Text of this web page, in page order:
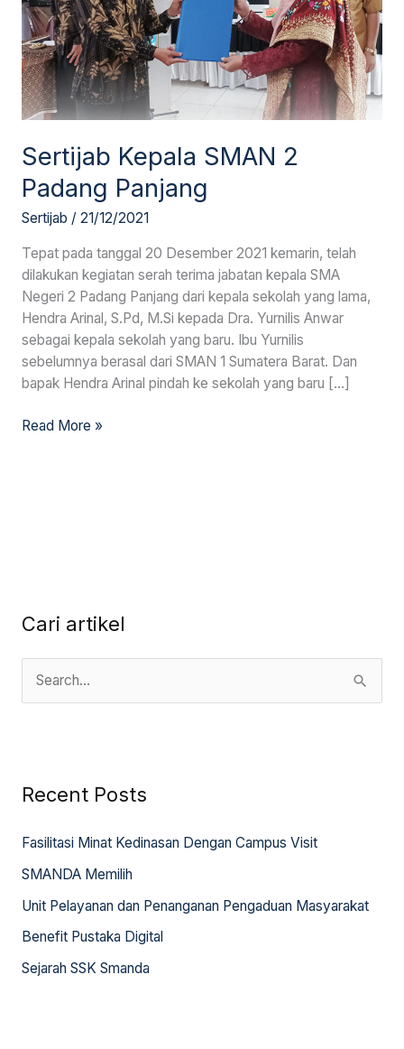
Cari artikel
c
f
o
r
:
Recent Posts
Fasilitasi Minat Kedinasan Dengan Campus Visit
SMANDA Memilih
Unit Pelayanan dan Penanganan Pengaduan Masyarakat
Benefit Pustaka Digital
Sejarah SSK Smanda
Sertijab Kepala SMAN 2
Padang Panjang
Sertijab / 21/12/2021
Tepat pada tanggal 20 Desember 2021 kemarin, telah
dilakukan kegiatan serah terima jabatan kepala SMA
Negeri 2 Padang Panjang dari kepala sekolah yang lama,
Hendra Arinal, S.Pd, M.Si kepada Dra. Yurnilis Anwar
sebagai kepala sekolah yang baru. Ibu Yurnilis
sebelumnya berasal dari SMAN 1 Sumatera Barat. Dan
bapak Hendra Arinal pindah ke sekolah yang baru […]
Read More »